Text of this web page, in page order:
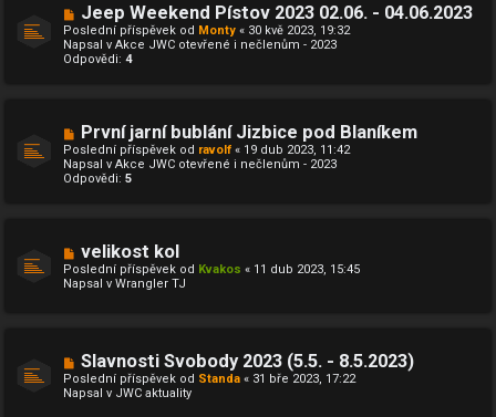
e
k
o
v
ý
p
p
ě
v
e
k
Jeep Weekend Pístov 2023 02.06. - 04.06.2023
Poslední příspěvek od Monty « 30 kvě 2023, 19:32
Napsal v Akce JWC otevřené i nečlenům - 2023
Odpovědi: 4
N
o
v
ý
p
ě
v
e
První jarní bublání Jizbice pod Blaníkem
Poslední příspěvek od ravolf « 19 dub 2023, 11:42
Napsal v Akce JWC otevřené i nečlenům - 2023
Odpovědi: 5
N
o
v
ý
p
ě
v
velikost kol
Poslední příspěvek od Kvakos « 11 dub 2023, 15:45
Napsal v Wrangler TJ
N
o
v
ý
Slavnosti Svobody 2023 (5.5. - 8.5.2023)
Poslední příspěvek od Standa « 31 bře 2023, 17:22
Napsal v JWC aktuality